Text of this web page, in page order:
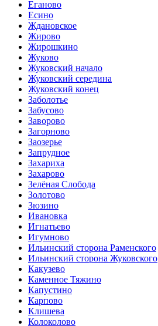
Еганово
Есино
Ждановское
Жирово
Жирошкино
Жуково
Жуковский начало
Жуковский середина
Жуковский конец
Заболотье
Забусово
Заворово
Загорново
Заозерье
Запрудное
Захариха
Захарово
Зелёная Слобода
Золотово
Зюзино
Ивановка
Игнатьево
Игумново
Ильинский сторона Раменского
Ильинский сторона Жуковского
Какузево
Каменное Тяжино
Капустино
Карпово
Клишева
Колоколово